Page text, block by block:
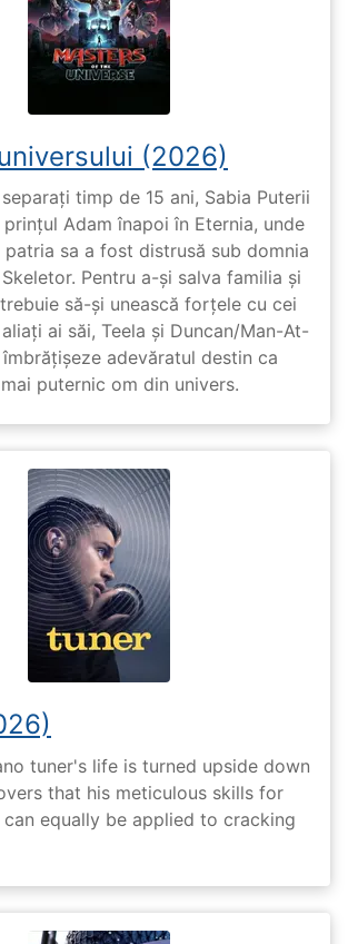
(2026)
timp de 15 ani, Sabia Puterii
Adam înapoi în Eternia, unde
patria sa a fost distrusă sub domnia
Pentru a-și salva familia și
să-și unească forțele cu cei
ai săi, Teela și Duncan/Man-At-
adevăratul destin ca
puternic om din univers.
tuner's life is turned upside down
that his meticulous skills for
equally be applied to cracking